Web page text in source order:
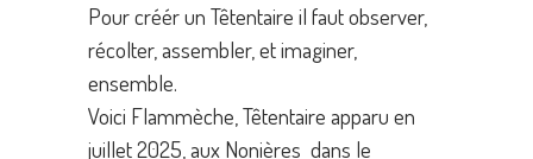
Pour créér un Têtentaire il faut observer,
récolter, assembler, et imaginer,
ensemble.
Voici Flammèche, Têtentaire apparu en
juillet 2025, aux Nonières dans le